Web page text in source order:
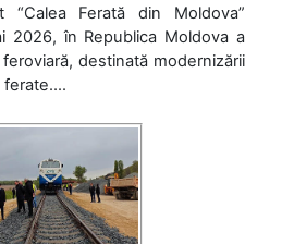
“Calea Ferată din Moldova”
2026, în Republica Moldova a
destinată modernizării